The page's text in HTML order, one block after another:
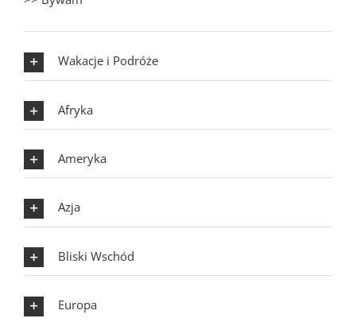
Wakacje i Podróże
Afryka
Ameryka
Azja
Bliski Wschód
Europa